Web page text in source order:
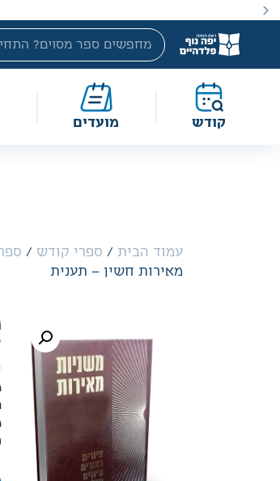
באתר מוצעים מוצרים במחירים נמוכים
קודש מועדים
עמוד הבית / ספרי קודש /
מאירות חשין – תענית